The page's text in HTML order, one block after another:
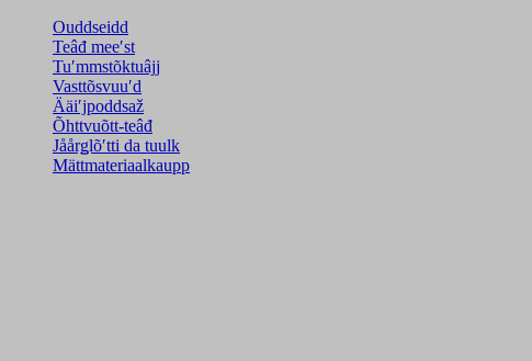
Ouddseidd
Teâđ meeʹst
Tuʹmmstõktuâjj
Vasttõsvuuʹd
Ääiʹjpoddsaž
Õhttvuõtt-teâđ
Jåårǥlõʹtti da tuulk
Mättmateriaalkaupp